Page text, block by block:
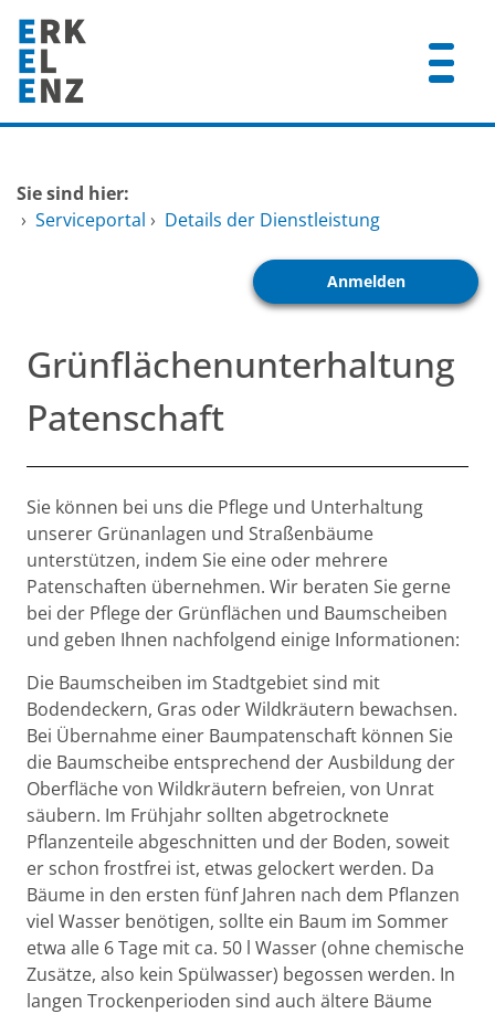
Zum Hauptinhalt springen
Dienstleistungen A-Z
Sie sind hier:
› Serviceportal › Details der Dienstleistung
Anmelden
Grünflächenunterhaltung
Patenschaft
Beschreibung
Sie können bei uns die Pflege und Unterhaltung
unserer Grünanlagen und Straßenbäume
unterstützen, indem Sie eine oder mehrere
Patenschaften übernehmen. Wir beraten Sie gerne
bei der Pflege der Grünflächen und Baumscheiben
und geben Ihnen nachfolgend einige Informationen:
Die Baumscheiben im Stadtgebiet sind mit
Bodendeckern, Gras oder Wildkräutern bewachsen.
Bei Übernahme einer Baumpatenschaft können Sie
die Baumscheibe entsprechend der Ausbildung der
Oberfläche von Wildkräutern befreien, von Unrat
säubern. Im Frühjahr sollten abgetrocknete
Pflanzenteile abgeschnitten und der Boden, soweit
er schon frostfrei ist, etwas gelockert werden. Da
Bäume in den ersten fünf Jahren nach dem Pflanzen
viel Wasser benötigen, sollte ein Baum im Sommer
etwa alle 6 Tage mit ca. 50 l Wasser (ohne chemische
Zusätze, also kein Spülwasser) begossen werden. In
langen Trockenperioden sind auch ältere Bäume